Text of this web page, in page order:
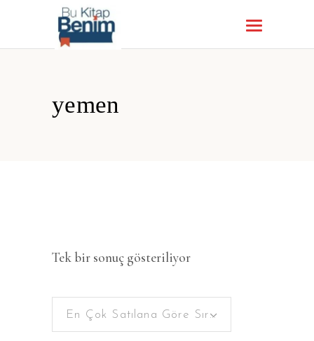
yemen
Tek bir sonuç gösteriliyor
En Çok Satılana Göre Sırala